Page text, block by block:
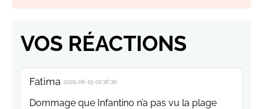
VOS RÉACTIONS
Fatima 2025-08-19 02:36:36
Dommage que Infantino n’a pas vu la plage